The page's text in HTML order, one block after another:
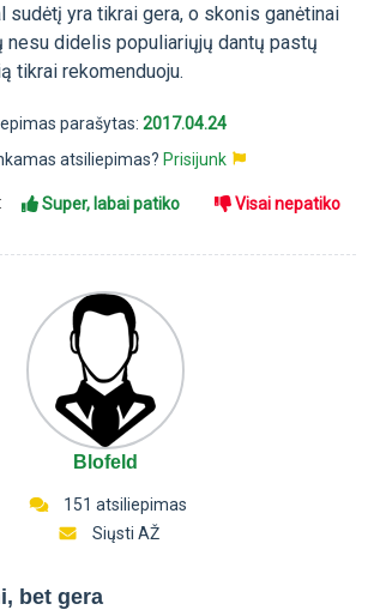
sudėtį yra tikrai gera, o skonis ganėtinai
nesu didelis populiariųjų dantų pastų
tikrai rekomenduoju.
parašytas: 2017.04.24
atsiliepimas? Prisijunk
Super, labai patiko Visai nepatiko
Blofeld
151 atsiliepimas
Siųsti AŽ
bet gera